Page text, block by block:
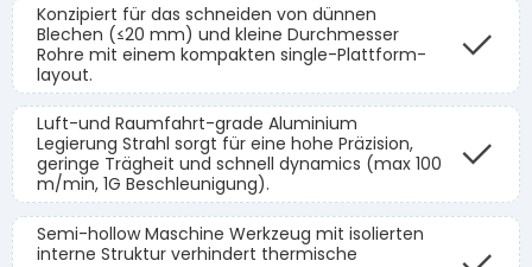
Konzipiert für das schneiden von dünnen
Blechen (≤20 mm) und kleine Durchmesser
Rohre mit einem kompakten single-Plattform-
layout.
Luft-und Raumfahrt-grade Aluminium
Legierung Strahl sorgt für eine hohe Präzision,
geringe Trägheit und schnell dynamics (max 100
m/min, 1G Beschleunigung).
Semi-hollow Maschine Werkzeug mit isolierten
interne Struktur verhindert thermische